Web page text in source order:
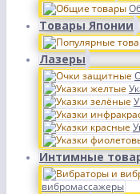
Товары Японии
Лазеры
Интимные
вибромассажеры